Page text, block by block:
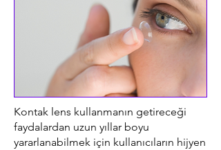
Kontak lens kullanmanın getireceği
faydalardan uzun yıllar boyu
yararlanabilmek için kullanıcıların hijyen